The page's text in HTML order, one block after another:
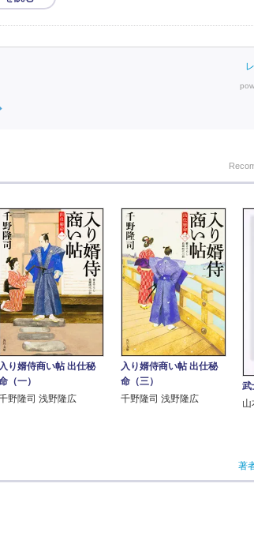
入り婿侍商い帖 出仕秘
（一）
野隆司 浅野隆広
入り婿侍商い帖 出仕秘
命（三）
千野隆司 浅野隆広
武
山
著